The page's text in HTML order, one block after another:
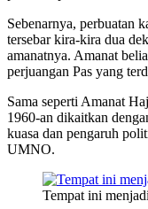
Sebenarnya, perbuatan
tersebar kira-kira dua
amanatnya. Amanat
perjuangan Pas yang
Sama seperti Amanat
1960-an dikaitkan
kuasa dan pengaruh
UMNO.
Tempat ini